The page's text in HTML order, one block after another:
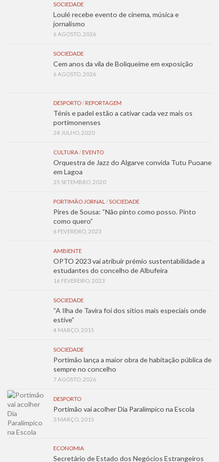
SOCIEDADE
Loulé recebe evento de cinema, música e
jornalismo
6 AGOSTO, 2026
SOCIEDADE
Cem anos da vila de Boliqueime em exposição
6 AGOSTO, 2026
DESPORTO/ REPORTAGEM
Ténis e padel estão a cativar cada vez mais os
portimonenses
24 JULHO, 2020
CULTURA/ EVENTO
Orquestra de Jazz do Algarve convida Tutu Puoane
em Lagoa
25 SETEMBRO, 2020
PORTIMÃO JORNAL /SOCIEDADE
Pires de Sousa: “Não pinto como posso. Pinto
como quero”
6 FEVEREIRO, 2023
AMBIENTE
OPTO 2023 vai atribuir prémio sustentabilidade a
estudantes do concelho de Albufeira
16 FEVEREIRO, 2023
SOCIEDADE
“A Ilha de Tavira foi dos sítios mais especiais onde
estive”
4 MARÇO, 2015
SOCIEDADE
Portimão lança a maior obra de habitação pública de
sempre no concelho
7 AGOSTO, 2026
DESPORTO
Portimão vai acolher Dia Paralímpico na Escola
3 MARÇO, 2015
ECONOMIA
Secretário de Estado dos Negócios Estrangeiros